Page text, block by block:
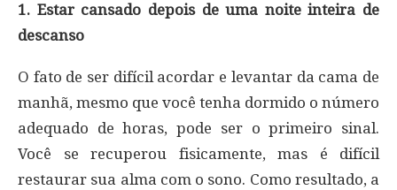
1. Estar cansado depois de uma noite inteira de
descanso
O fato de ser difícil acordar e levantar da cama de
manhã, mesmo que você tenha dormido o número
adequado de horas, pode ser o primeiro sinal.
Você se recuperou fisicamente, mas é difícil
restaurar sua alma com o sono. Como resultado, a